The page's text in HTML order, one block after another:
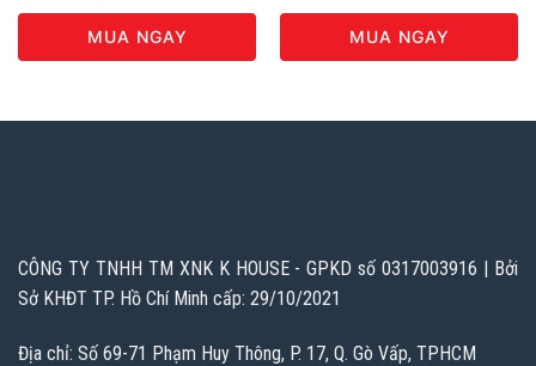
MUA NGAY MUA NGAY
CÔNG TY TNHH TM XNK K HOUSE - GPKD số 0317003916 | Bởi
Sở KHĐT TP. Hồ Chí Minh cấp: 29/10/2021
Địa chỉ: Số 69-71 Phạm Huy Thông, P. 17, Q. Gò Vấp, TPHCM